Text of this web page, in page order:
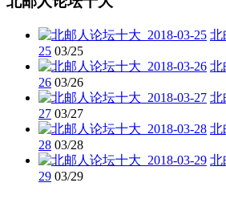
北
25 03/25
北
26 03/26
北
27 03/27
北
28 03/28
北
29 03/29